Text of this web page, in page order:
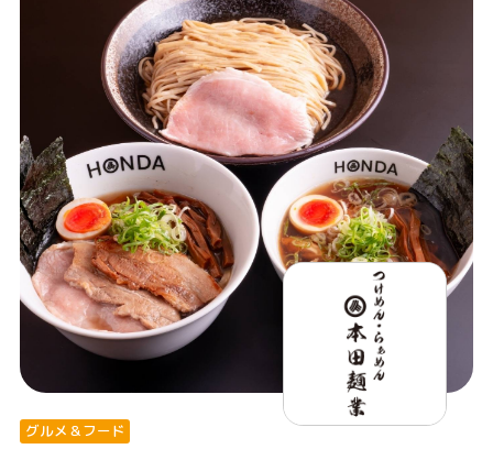
グルメ＆フード